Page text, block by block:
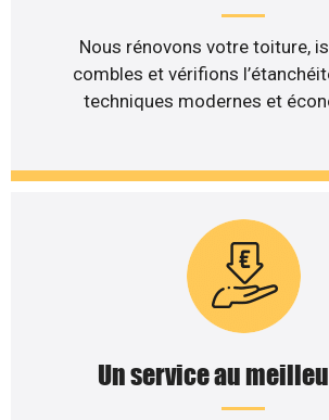
Nous rénovons votre toiture,
combles et vérifions
techniques modernes et
Un service au